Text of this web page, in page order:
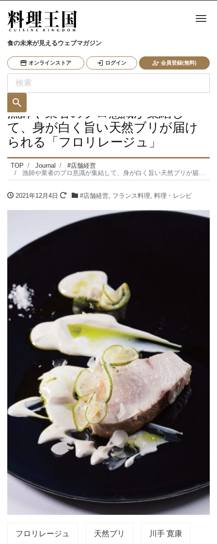
食の未来が見えるウェブマガジン
オンラインストア ログイン 会員登録(無料)
ナ
漁師や業者のプロ意識が集結し
て、身が白く旨い天然ブリが届け
られる「フロリレージュ」
TOP Journal
#店舗経営
漁師や業者のプロ意識が集結して、身が白く旨い天然ブリが届けられる「フロリレージュ」
2021年12月4日 #店舗経営, フランス料理, 料理・レシピ
フロリレージュ 天然ブリ 川手 寛康